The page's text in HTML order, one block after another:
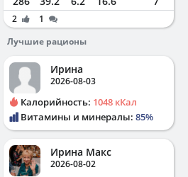
2
1
Лучшие рационы
Ирина
2026-08-03
Калорийность: 1048 кКал
Витамины и минералы: 85%
Ирина Макс
2026-08-02